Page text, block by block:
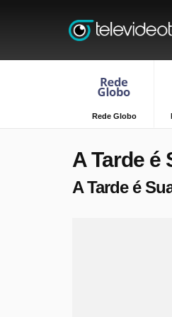
Rede Globo
A Tarde é
A Tarde é